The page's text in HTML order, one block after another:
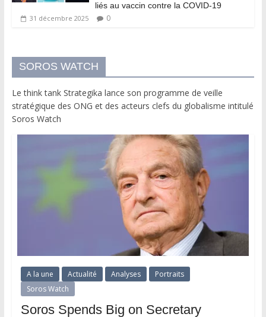
liés au vaccin contre la COVID-19
31 décembre 2025 0
SOROS WATCH
Le think tank Strategika lance son programme de veille
stratégique des ONG et des acteurs clefs du globalisme intitulé
Soros Watch
A la une Actualité Analyses
Portraits
Soros Watch
Soros Spends Big on Secretary